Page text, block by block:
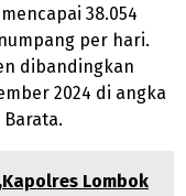
38.054
per hari.
dibandingkan
2024 di angka
Lombok